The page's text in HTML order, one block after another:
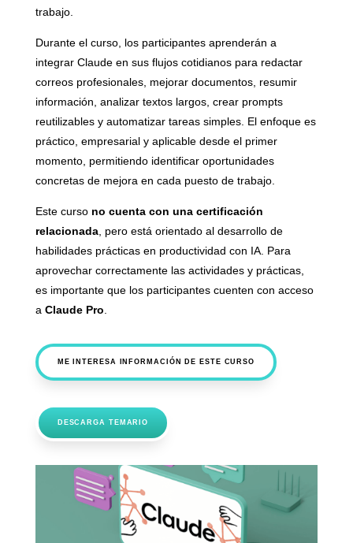
trabajo.
Durante el curso, los participantes aprenderán a
integrar Claude en sus flujos cotidianos para redactar
correos profesionales, mejorar documentos, resumir
información, analizar textos largos, crear prompts
reutilizables y automatizar tareas simples. El enfoque es
práctico, empresarial y aplicable desde el primer
momento, permitiendo identificar oportunidades
concretas de mejora en cada puesto de trabajo.
Este curso no cuenta con una certificación
relacionada, pero está orientado al desarrollo de
habilidades prácticas en productividad con IA. Para
aprovechar correctamente las actividades y prácticas,
es importante que los participantes cuenten con acceso
a Claude Pro
ME INTERESA INFORMACIÓN DE ESTE CURSO
DESCARGA TEMARIO